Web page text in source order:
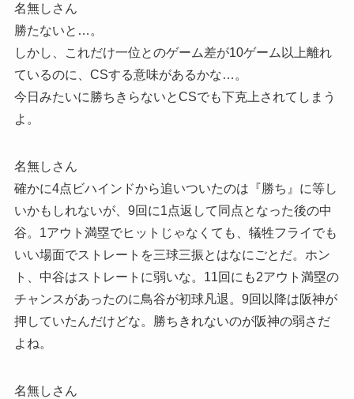
名無しさん
勝たないと…。
しかし、これだけ一位とのゲーム差が10ゲーム以上離れ
ているのに、CSする意味があるかな…。
今日みたいに勝ちきらないとCSでも下克上されてしまう
よ。
名無しさん
確かに4点ビハインドから追いついたのは『勝ち』に等し
いかもしれないが、9回に1点返して同点となった後の中
谷。1アウト満塁でヒットじゃなくても、犠牲フライでも
いい場面でストレートを三球三振とはなにごとだ。ホン
ト、中谷はストレートに弱いな。11回にも2アウト満塁の
チャンスがあったのに鳥谷が初球凡退。9回以降は阪神が
押していたんだけどな。勝ちきれないのが阪神の弱さだ
よね。
名無しさん